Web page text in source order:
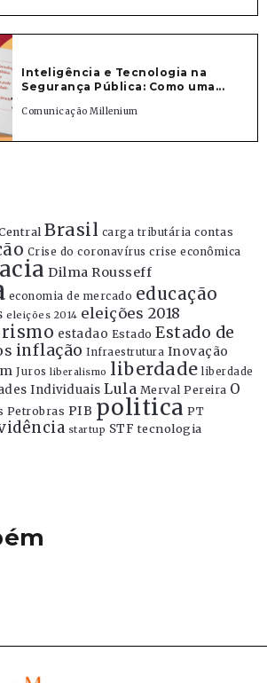
Inteligência e Tecnologia na
Segurança Pública: Como uma...
Comunicação Millenium
Brasil carga tributária contas
Crise do coronavírus crise econômica
Dilma Rousseff
economia de mercado educação
eleições 2014 eleições 2018
estadao Estado Estado de
inflação Infraestrutura Inovação
Juros liberalismo liberdade liberdade
Individuais Lula Merval Pereira O
Petrobras PIB politica PT
startup STF tecnologia